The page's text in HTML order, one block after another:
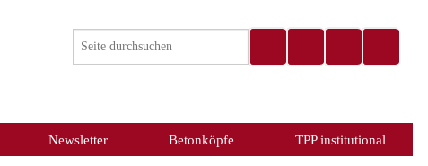
Newsletter Betonköpfe TPP institutional